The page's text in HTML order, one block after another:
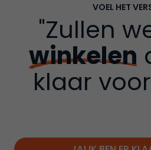
VOEL HET
"Zullen
winkelen
klaar